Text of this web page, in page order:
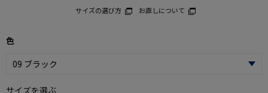
サイズの選び方 お直しについて
色
サイズを選ぶ